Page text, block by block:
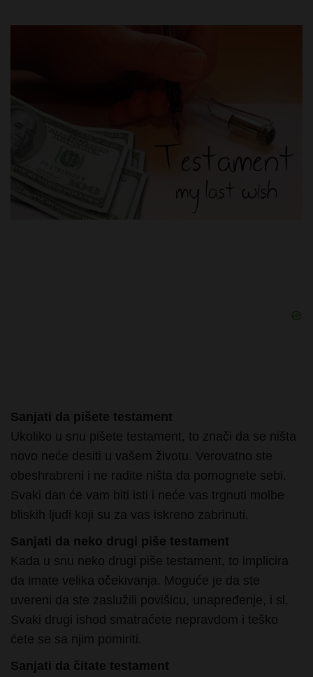
Sanjati da pišete testament
Ukoliko u snu pišete testament, to znači da se ništa
novo neće desiti u vašem životu. Verovatno ste
obeshrabreni i ne radite ništa da pomognete sebi.
Svaki dan će vam biti isti i neće vas trgnuti molbe
bliskih ljudi koji su za vas iskreno zabrinuti.
Sanjati da neko drugi piše testament
Kada u snu neko drugi piše testament, to implicira
da imate velika očekivanja. Moguće je da ste
uvereni da ste zaslužili povišicu, unapređenje, i sl.
Svaki drugi ishod smatraćete nepravdom i teško
ćete se sa njim pomiriti.
Sanjati da čitate testament